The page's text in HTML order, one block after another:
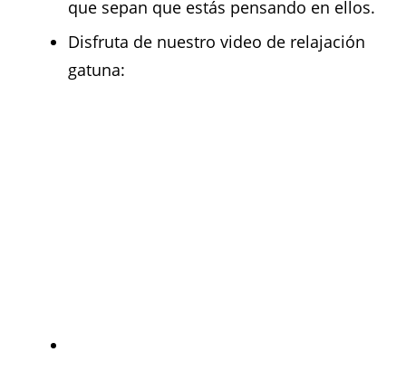
que sepan que estás pensando en ellos.
Disfruta de nuestro video de relajación
gatuna: